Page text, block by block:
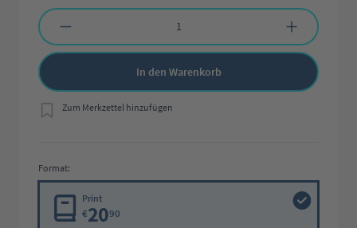
Produkt Anzahl: Gib den gewünschten Wert ein oder benutze die
In den Warenkorb
Zum Merkzettel hinzufügen
Format:
Print
€2090